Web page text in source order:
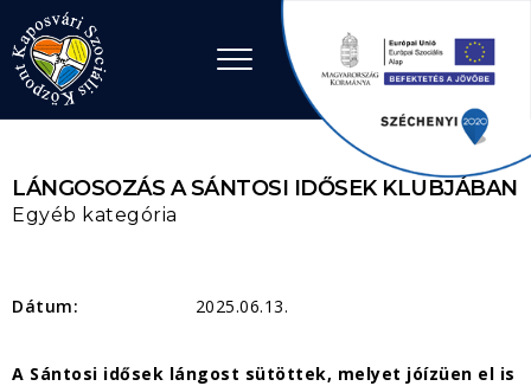
Ugrás a tartalomhoz
LÁNGOSOZÁS A SÁNTOSI IDŐSEK KLUBJÁBAN
Egyéb kategória
Dátum: 2025.06.13.
A Sántosi idősek lángost sütöttek, melyet jóízüen el is